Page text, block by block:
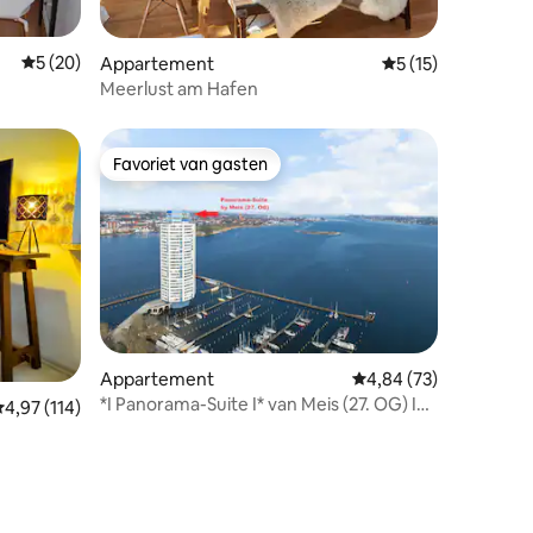
Gemiddelde beoordeling van 5 uit 5, 20 recensies
5 (20)
Appartement Gemiddelde
5 (15)
Meerlust am Hafen
beoordeling van 4,97 uit 5, 114 recensies
4,97 (114)
Favoriet van gasten
Favoriet van gasten
Appartement Gemiddelde
4,84 (73)
*I Panorama-Suite I* van Meis (27. OG) In